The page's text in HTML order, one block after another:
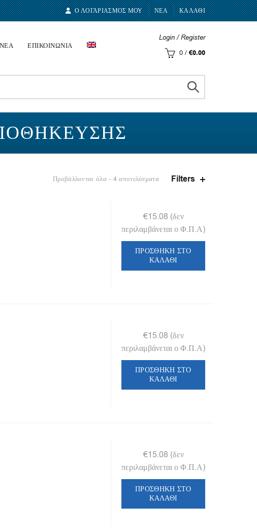
Ο ΛΟΓΑΡΙΑΣΜΟΣ ΜΟΥ ΝΕΑ ΚΑΛΑΘΙ
ΝΕΑ ΕΠΙΚΟΙΝΩΝΙΑ
Login / Register
0 / €0.00
Προβάλλονται όλα - 4 αποτελέσματα Filters
€15.08 (δεν
περιλαμβάνεται ο Φ.Π.Α)
ΠΡΟΣΘΉΚΗ ΣΤΟ
ΚΑΛΆΘΙ
€15.08 (δεν
περιλαμβάνεται ο Φ.Π.Α)
ΠΡΟΣΘΉΚΗ ΣΤΟ
ΚΑΛΆΘΙ
€15.08 (δεν
περιλαμβάνεται ο Φ.Π.Α)
ΠΡΟΣΘΉΚΗ ΣΤΟ
ΚΑΛΆΘΙ